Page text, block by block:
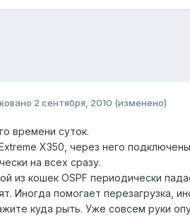
2 сентября, 2010 (изменено)
времени суток.
Х350, через него
на всех сразу.
из кошек OSPF периодически
Иногда помогает перезагрузка,
куда рыть. Уже совсем руки